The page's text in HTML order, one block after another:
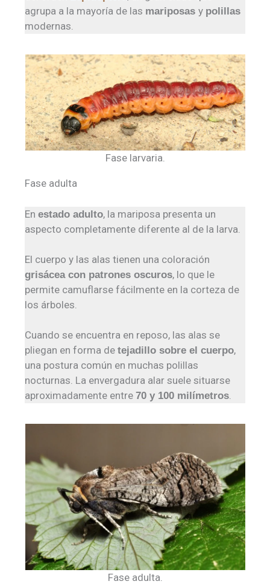
agrupa a la mayoría de las mariposasy polillas
modernas.
Fase larvaria.
Fase adulta
Enestado adulto, la mariposa presenta un
aspecto completamente diferente al de la larva.
El cuerpo y las alas tienen una coloración
grisácea con patrones oscuros, lo que le
permite camuflarse fácilmente en la corteza de
los árboles.
Cuando se encuentra en reposo, las alas se
pliegan en forma detejadillo sobre el cuerpo,
una postura común en muchas polillas
nocturnas. La envergadura alar suele situarse
aproximadamente entre70 y 100 milímetros
Fase adulta.